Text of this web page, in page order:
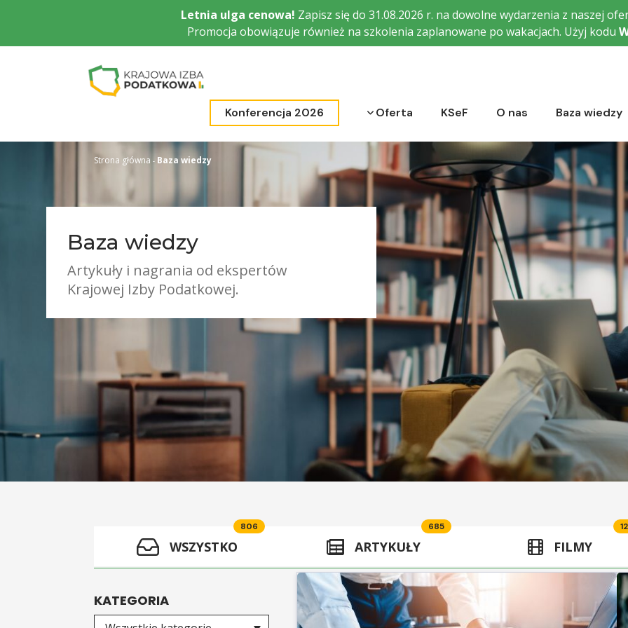
Letnia ulga cenowa! Zapisz się do 31.08.2026 r. na dowolne wydarzenia z naszej
Promocja obowiązuje również na szkolenia zaplanowane po wakacjach. Użyj kodu
Konferencja 2026 Oferta KSeF O nas Baza wiedzy
Strona główna Baza wiedzy
Baza wiedzy
Artykuły i nagrania od ekspertów
Krajowej Izby Podatkowej.
806
WSZYSTKO
685
ARTYKUŁY FILMY
KATEGORIA
Wybierz kategorię